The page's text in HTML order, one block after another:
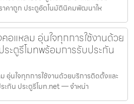
คาถูก ประตูอัตโนมัตินิคมพัฒนาให
อแหลม อุ่นใจทุกการใช้งานด้วย
ะตูรีโมทพร้อมการรับประกัน
อุ่นใจทุกการใช้งานด้วยบริการติดตั้งและ
ะกัน ประตูรีโมท.net — จำหน่า